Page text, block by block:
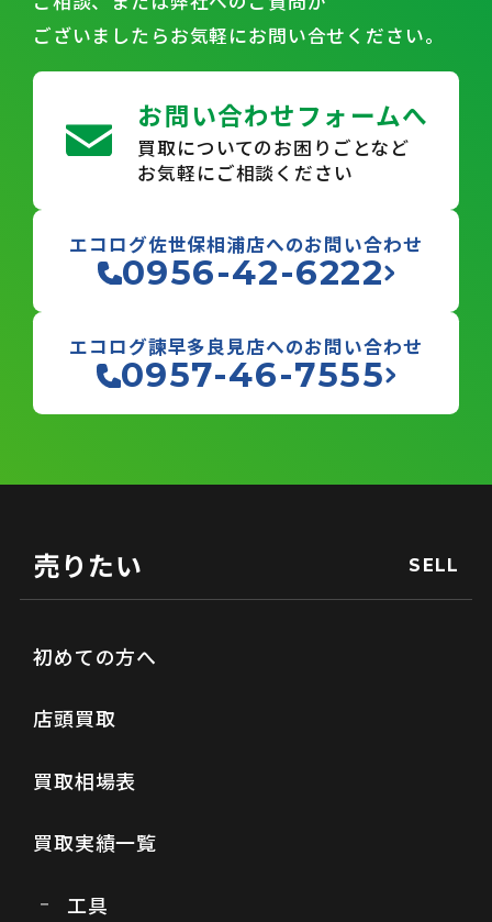
ございましたらお気軽にお問い合せください。
お問い合わせフォームへ
買取についてのお困りごとなど
お気軽にご相談ください
エコログ佐世保相浦店へのお問い合わせ
0956-42-6222
エコログ諫早多良見店へのお問い合わせ
0957-46-7555
売りたい SELL
初めての方へ
店頭買取
買取相場表
買取実績一覧
工具